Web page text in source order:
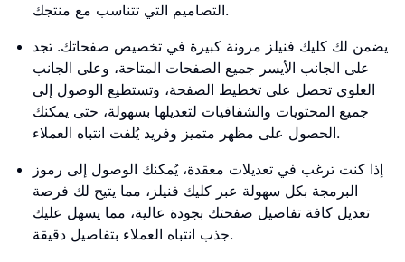
التصاميم التي تتناسب مع منتجك.
يضمن لك كليك فنيلز مرونة كبيرة في تخصيص صفحاتك. تجد
على الجانب الأيسر جميع الصفحات المتاحة، وعلى الجانب
العلوي تحصل على تخطيط الصفحة، وتستطيع الوصول إلى
جميع المحتويات والشفافيات لتعديلها بسهولة، حتى يمكنك
الحصول على مظهر متميز وفريد يُلفت انتباه العملاء.
إذا كنت ترغب في تعديلات معقدة، يُمكنك الوصول إلى رموز
البرمجة بكل سهولة عبر كليك فنيلز، مما يتيح لك فرصة
تعديل كافة تفاصيل صفحتك بجودة عالية، مما يسهل عليك
جذب انتباه العملاء بتفاصيل دقيقة.